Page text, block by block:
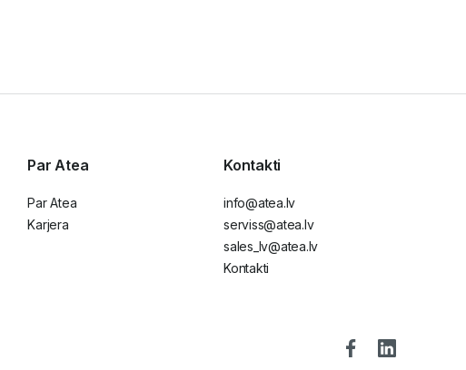
Par Atea
Par Atea
Karjera
Kontakti
info@atea.lv
serviss@atea.lv
sales_lv@atea.lv
Kontakti